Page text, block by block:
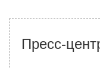
Пресс-